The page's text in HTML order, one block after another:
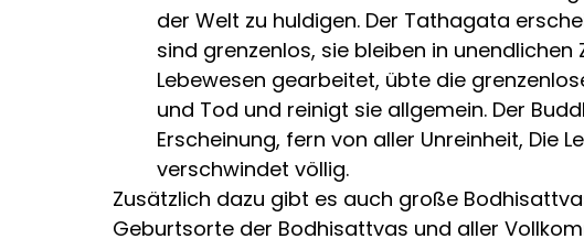
der Welt zu huldigen. Der Tathagata
sind grenzenlos, sie bleiben in
Lebewesen gearbeitet, übte die
und Tod und reinigt sie allgemein. Der
Erscheinung, fern von aller Unreinheit, Die
verschwindet völlig.
Zusätzlich dazu gibt es auch große
Geburtsorte der Bodhisattvas und aller